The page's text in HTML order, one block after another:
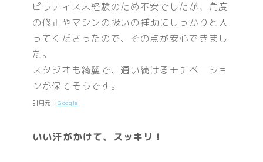
ピラティス未経験のため不安でしたが、角度
の修正やマシンの扱いの補助にしっかりと入
ってくださったので、その点が安心できまし
た。
スタジオも綺麗で、通い続けるモチベーショ
ンが保てそうです。
引用元： Google
いい汗がかけて、スッキリ！